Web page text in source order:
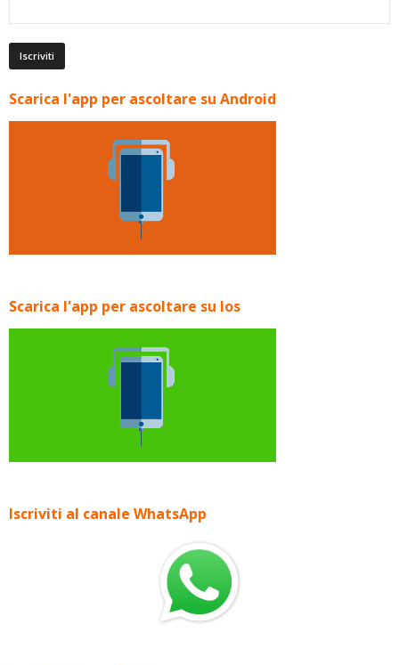
Scarica l'app per ascoltare su Android
Scarica l'app per ascoltare su Ios
Iscriviti al canale WhatsApp